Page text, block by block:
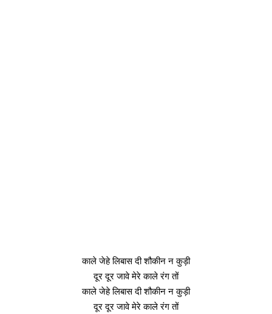
काले जेहे लिबास दी शौकीन न कुड़ी
दूर दूर जावे मेरे काले रंग तों
काले जेहे लिबास दी शौकीन न कुड़ी
दूर दूर जावे मेरे काले रंग तों